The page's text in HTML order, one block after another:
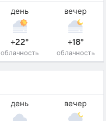
день
+22°
облачность
вечер
+18°
облачность
день вечер